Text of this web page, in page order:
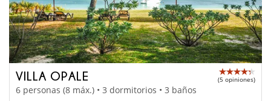
VILLA OPALE (5 opiniones)
6 personas (8 máx.) • 3 dormitorios • 3 baños